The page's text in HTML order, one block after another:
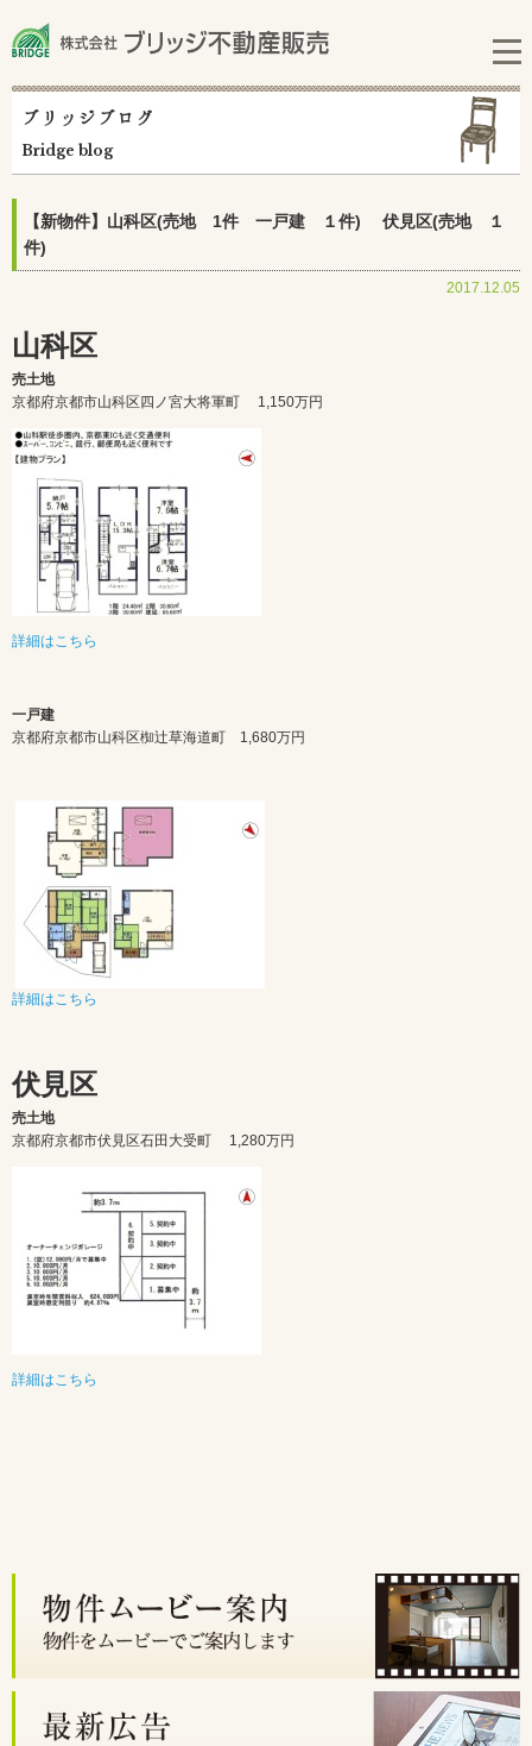
ブリッジブログ
Bridge blog
【新物件】山科区(売地 1件 一戸建 １件) 伏見区(売地 １
件)
2017.12.05
山科区
売土地
京都府京都市山科区四ノ宮大将軍町 1,150万円
詳細はこちら
一戸建
京都府京都市山科区椥辻草海道町 1,680万円
詳細はこちら
伏見区
売土地
京都府京都市伏見区石田大受町 1,280万円
詳細はこちら